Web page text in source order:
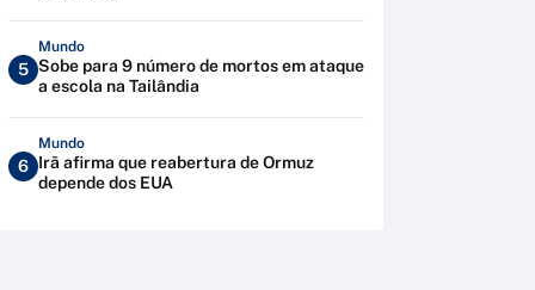
5
Mundo
Sobe para 9 número de mortos em ataque
a escola na Tailândia
6
Mundo
Irã afirma que reabertura de Ormuz
depende dos EUA